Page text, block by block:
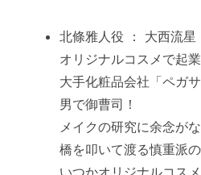
北條雅人役 ： 大西流星
オリジナルコスメで起
大手化粧品会社「ペガ
男で御曹司！
メイクの研究に余念が
橋を叩いて渡る慎重派の